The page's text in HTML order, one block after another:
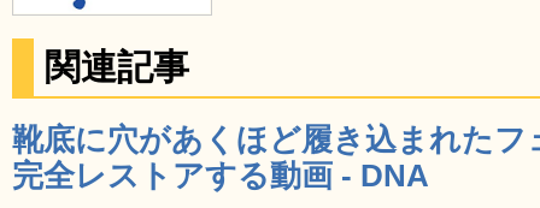
関連記事
靴底に穴があくほど履き込まれた
完全レストアする動画 - DNA